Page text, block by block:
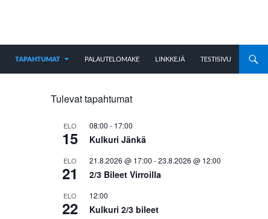
TAPAHTUMAT PALAUTELOMAKE LINKKEJÄ TESTISIVU
Tulevat tapahtumat
ELO
15
08:00 - 17:00
Kulkuri Jänkä
ELO
21
21.8.2026 @ 17:00 -23.8.2026 @ 12:00
2/3 Bileet Virroilla
ELO
22
12:00
Kulkuri 2/3 bileet